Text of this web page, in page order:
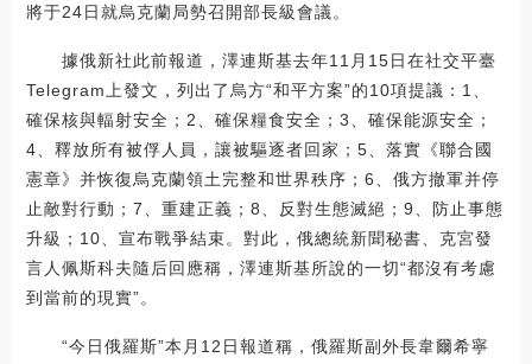
將于24日就烏克蘭局勢召開部長級會議。
據俄新社此前報道，澤連斯基去年11月15日在社交平臺
Telegram上發文，列出了烏方“和平方案”的10項提議：1、
確保核與輻射安全；2、確保糧食安全；3、確保能源安全；
4、釋放所有被俘人員，讓被驅逐者回家；5、落實《聯合國
憲章》并恢復烏克蘭領土完整和世界秩序；6、俄方撤軍并停
止敵對行動；7、重建正義；8、反對生態滅絕；9、防止事態
升級；10、宣布戰爭結束。對此，俄總統新聞秘書、克宮發
言人佩斯科夫隨后回應稱，澤連斯基所說的一切“都沒有考慮
到當前的現實”。
“今日俄羅斯”本月12日報道稱，俄羅斯副外長韋爾希寧